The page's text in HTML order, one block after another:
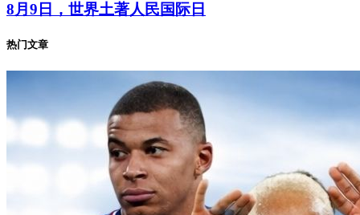
8月9日，世界土著人民国际日
热门文章